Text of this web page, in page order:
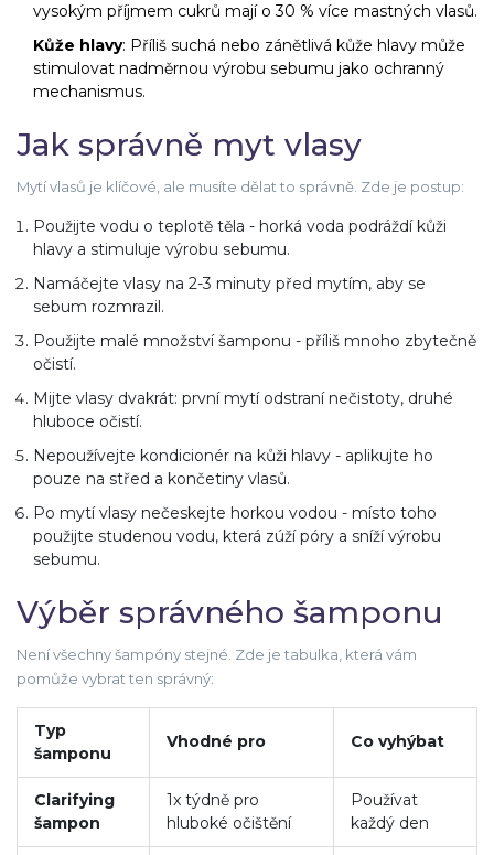
vysokým příjmem cukrů mají o 30 % více mastných vlasů.
Kůže hlavy: Příliš suchá nebo zánětlivá kůže hlavy může
stimulovat nadměrnou výrobu sebumu jako ochranný
mechanismus.
Jak správně myt vlasy
Mytí vlasů je klíčové, ale musíte dělat to správně. Zde je postup:
Použijte vodu o teplotě těla - horká voda podráždí kůži
hlavy a stimuluje výrobu sebumu.
Namáčejte vlasy na 2-3 minuty před mytím, aby se
sebum rozmrazil.
Použijte malé množství šamponu - příliš mnoho zbytečně
očistí.
Mijte vlasy dvakrát: první mytí odstraní nečistoty, druhé
hluboce očistí.
Nepoužívejte kondicionér na kůži hlavy - aplikujte ho
pouze na střed a končetiny vlasů.
Po mytí vlasy nečeskejte horkou vodou - místo toho
použijte studenou vodu, která zúží póry a sníží výrobu
sebumu.
Výběr správného šamponu
Není všechny šampóny stejné. Zde je tabulka, která vám
pomůže vybrat ten správný:
Typ
šamponu
Vhodné pro Co vyhýbat
Clarifying
šampon
1x týdně pro
hluboké očištění
Používat
každý den